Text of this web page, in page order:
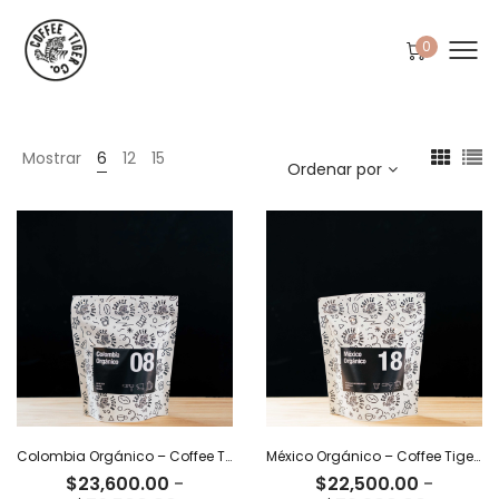
0
Mostrar 6 12 15 Ordenar por
Colombia Orgánico – Coffee Tiger Co
$23,600.00 -
México Orgánico – Coffee Tiger Co
$22,500.00 -